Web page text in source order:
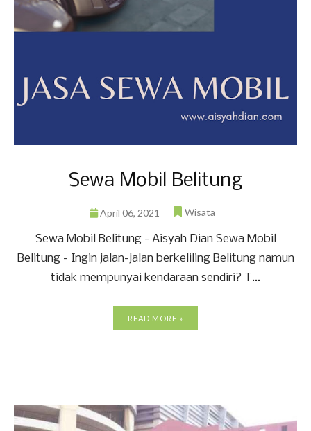
Sewa Mobil Belitung
April 06, 2021 Wisata
Sewa Mobil Belitung - Aisyah Dian Sewa Mobil
Belitung - Ingin jalan-jalan berkeliling Belitung namun
tidak mempunyai kendaraan sendiri? T...
READ MORE »